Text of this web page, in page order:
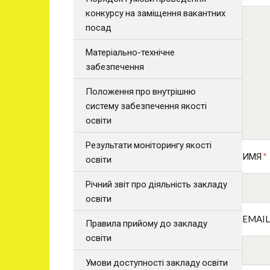
ИМЯ *
конкурсу на заміщення вакантних
посад
Матеріально-технічне
забезпечення
Положення про внутрішню
систему забезпечення якості
освіти
Результати моніторингу якості
освіти
Річний звіт про діяльність закладу
освіти
Правила прийому до закладу
освіти
Умови доступності закладу освіти